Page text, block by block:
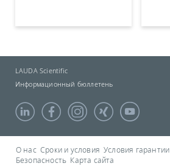
LAUDA Scientific
Информационный бюллетень
О нас Сроки и условия Условия гарантии
Безопасность Карта сайта